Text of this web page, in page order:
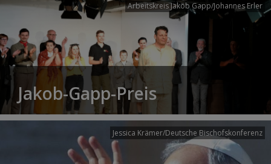
Arbeitskreis Jakob Gapp/Johannes Erler
Jakob-Gapp-Preis
Jessica Krämer/Deutsche Bischofskonferenz